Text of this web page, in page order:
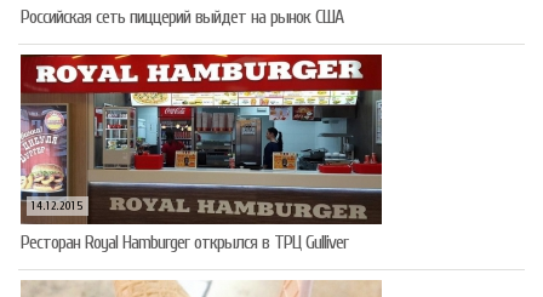
Российская сеть пиццерий выйдет на рынок США
14.12.2015
Ресторан Royal Hamburger открылся в ТРЦ Gulliver